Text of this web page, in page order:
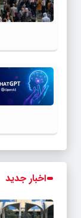
اخبار جدید